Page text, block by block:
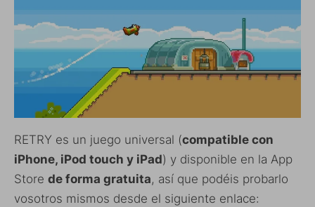
RETRY es un juego universal (compatible con
iPhone, iPod touch y iPad) y disponible en la App
Store de forma gratuita, así que podéis probarlo
vosotros mismos desde el siguiente enlace: